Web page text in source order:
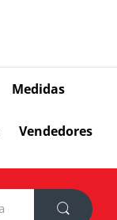
Medidas
Vendedores